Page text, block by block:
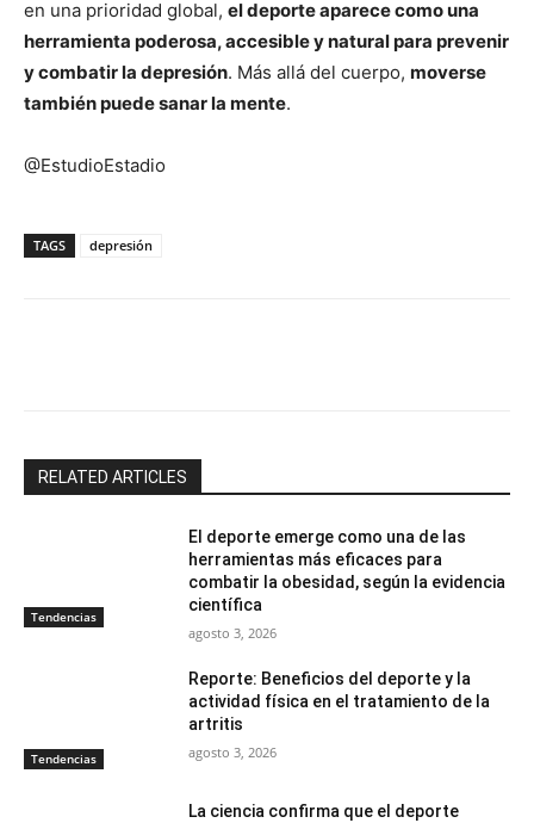
en una prioridad global, el deporte aparece como una
herramienta poderosa, accesible y natural para prevenir
y combatir la depresión. Más allá del cuerpo, moverse
también puede sanar la mente.
@EstudioEstadio
TAGS depresión
RELATED ARTICLES
Tendencias
El deporte emerge como una de las
herramientas más eficaces para
combatir la obesidad, según la evidencia
científica
agosto 3, 2026
Tendencias
Reporte: Beneficios del deporte y la
actividad física en el tratamiento de la
artritis
agosto 3, 2026
La ciencia confirma que el deporte